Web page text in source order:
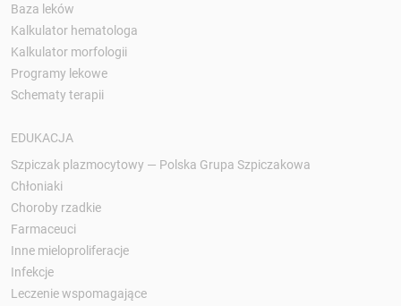
Baza leków
Kalkulator hematologa
Kalkulator morfologii
Programy lekowe
Schematy terapii
EDUKACJA
Szpiczak plazmocytowy — Polska Grupa Szpiczakowa
Chłoniaki
Choroby rzadkie
Farmaceuci
Inne mieloproliferacje
Infekcje
Leczenie wspomagające